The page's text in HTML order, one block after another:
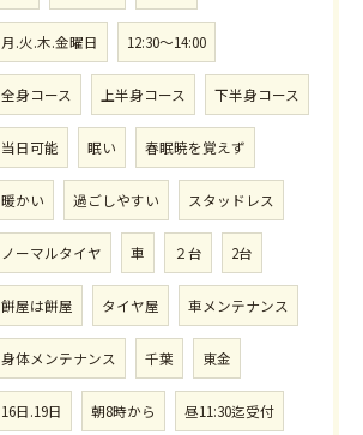
月.火.木.金曜日 12:30〜14:00
全身コース 上半身コース 下半身コース
当日可能 眠い 春眠暁を覚えず
暖かい 過ごしやすい スタッドレス
ノーマルタイヤ 車 ２台 2台
餅屋は餅屋 タイヤ屋 車メンテナンス
身体メンテナンス 千葉 東金
16日.19日 朝8時から 昼11:30迄受付